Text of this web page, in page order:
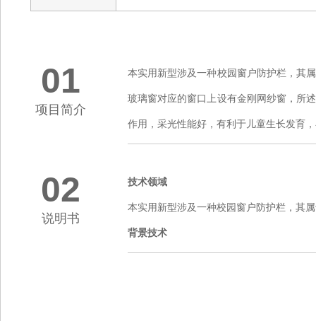
01
项目简介
本实用新型涉及一种校园窗户防护栏，其
玻璃窗对应的窗口上设有金刚网纱窗，所
作用，采光性能好，有利于儿童生长发育
02
说明书
技术领域
本实用新型涉及一种校园窗户防护栏，其
背景技术